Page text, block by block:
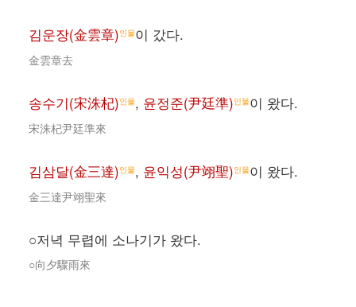
김운장(金雲章)인물이 갔다.
金雲章去
송수기(宋洙杞)인물, 윤정준(尹廷準)인물이 왔다.
宋洙杞尹廷準來
김삼달(金三達)인물, 윤익성(尹翊聖)인물이 왔다.
金三達尹翊聖來
○저녁 무렵에 소나기가 왔다.
○向夕驟雨來